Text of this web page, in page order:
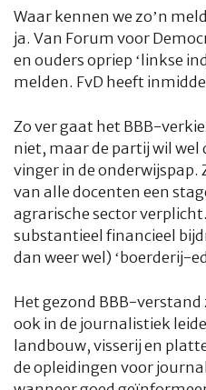
Waar kennen we zo’n
ja. Van Forum voor
en ouders opriep ‘linkse
melden. FvD heeft
Zo ver gaat het BBB-
niet, maar de partij wil wel
vinger in de onderwijspap.
van alle docenten een
agrarische sector
substantieel financieel
dan weer wel) ‘boerderij-
Het gezond BBB-
ook in de journalistiek
landbouw, visserij en
de opleidingen voor